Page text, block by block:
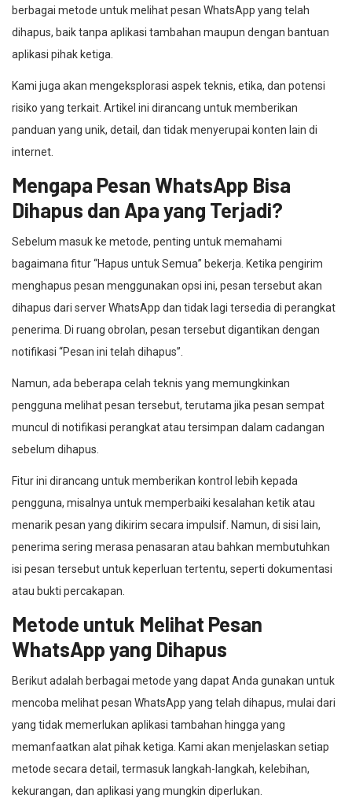
berbagai metode untuk melihat pesan WhatsApp yang telah
dihapus, baik tanpa aplikasi tambahan maupun dengan bantuan
aplikasi pihak ketiga.
Kami juga akan mengeksplorasi aspek teknis, etika, dan potensi
risiko yang terkait. Artikel ini dirancang untuk memberikan
panduan yang unik, detail, dan tidak menyerupai konten lain di
internet.
Mengapa Pesan WhatsApp Bisa
Dihapus dan Apa yang Terjadi?
Sebelum masuk ke metode, penting untuk memahami
bagaimana fitur “Hapus untuk Semua” bekerja. Ketika pengirim
menghapus pesan menggunakan opsi ini, pesan tersebut akan
dihapus dari server WhatsApp dan tidak lagi tersedia di perangkat
penerima. Di ruang obrolan, pesan tersebut digantikan dengan
notifikasi “Pesan ini telah dihapus”.
Namun, ada beberapa celah teknis yang memungkinkan
pengguna melihat pesan tersebut, terutama jika pesan sempat
muncul di notifikasi perangkat atau tersimpan dalam cadangan
sebelum dihapus.
Fitur ini dirancang untuk memberikan kontrol lebih kepada
pengguna, misalnya untuk memperbaiki kesalahan ketik atau
menarik pesan yang dikirim secara impulsif. Namun, di sisi lain,
penerima sering merasa penasaran atau bahkan membutuhkan
isi pesan tersebut untuk keperluan tertentu, seperti dokumentasi
atau bukti percakapan.
Metode untuk Melihat Pesan
WhatsApp yang Dihapus
Berikut adalah berbagai metode yang dapat Anda gunakan untuk
mencoba melihat pesan WhatsApp yang telah dihapus, mulai dari
yang tidak memerlukan aplikasi tambahan hingga yang
memanfaatkan alat pihak ketiga. Kami akan menjelaskan setiap
metode secara detail, termasuk langkah-langkah, kelebihan,
kekurangan, dan aplikasi yang mungkin diperlukan.